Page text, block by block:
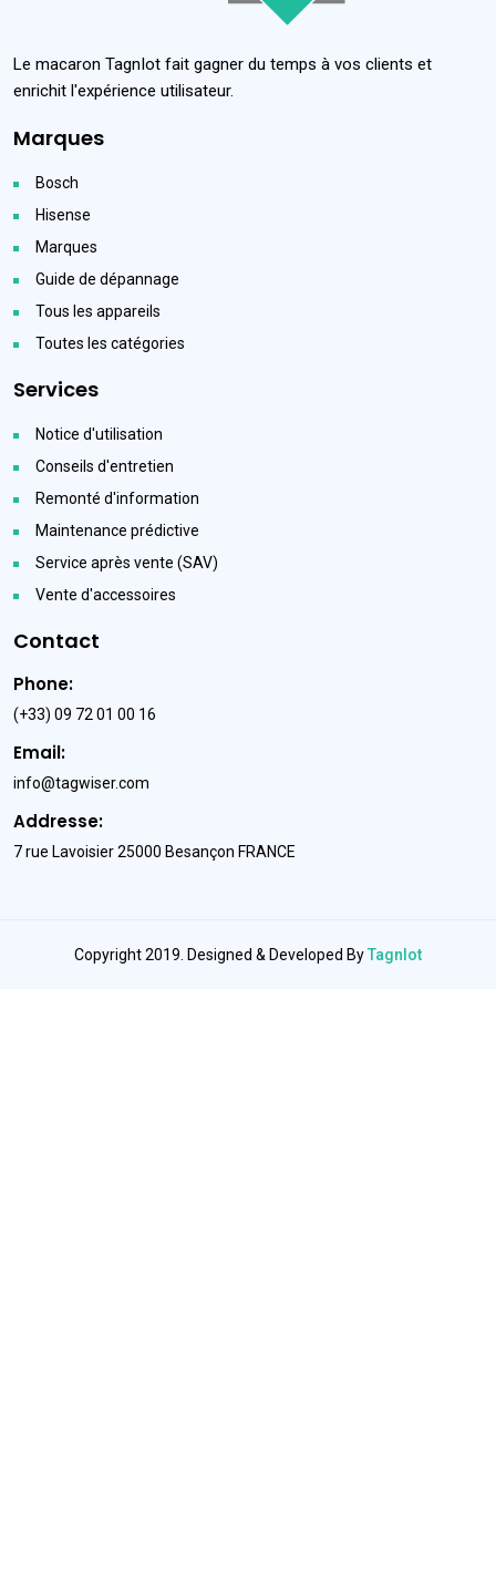
Le macaron TagnIot fait gagner du temps à vos clients et
enrichit l'expérience utilisateur.
Marques
Bosch
Hisense
Marques
Guide de dépannage
Tous les appareils
Toutes les catégories
Services
Notice d'utilisation
Conseils d'entretien
Remonté d'information
Maintenance prédictive
Service après vente (SAV)
Vente d'accessoires
Contact
Phone:
(+33) 09 72 01 00 16
Email:
info@tagwiser.com
Addresse:
7 rue Lavoisier 25000 Besançon FRANCE
Copyright 2019. Designed & Developed ByTagnIot